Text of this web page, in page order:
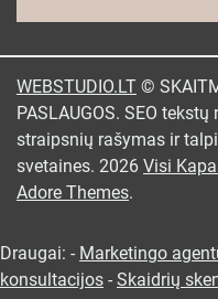
WEBSTUDIO.LT ©
PASLAUGOS. SEO
straipsnių rašymas ir
svetaines. 2026 Visi
Adore Themes.
Draugai: - Marketingo
konsultacijos - Skaidrių